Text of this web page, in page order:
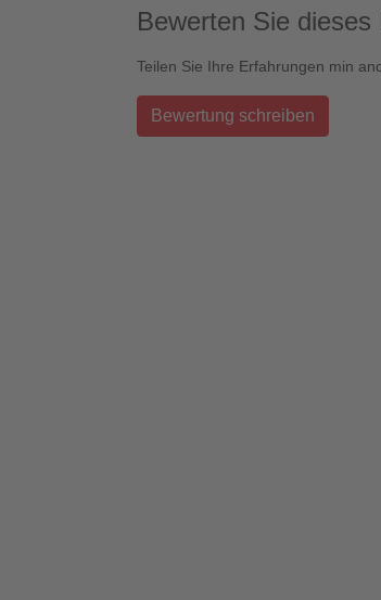
Bewerten Sie dieses
Teilen Sie Ihre Erfahrungen min
Bewertung schreiben